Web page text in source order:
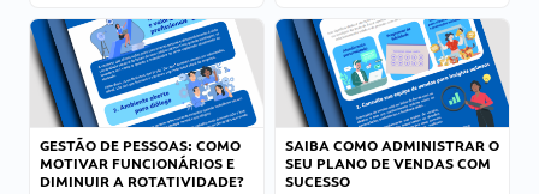
GESTÃO DE PESSOAS: COMO
MOTIVAR FUNCIONÁRIOS E
DIMINUIR A ROTATIVIDADE?
SAIBA COMO ADMINISTRAR O
SEU PLANO DE VENDAS COM
SUCESSO